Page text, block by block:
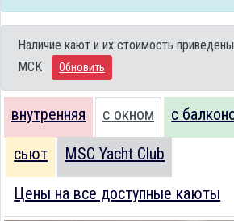
Наличие кают и их стоимость
MCK
Обновить
внутренняя с окном с
сьют MSC Yacht Club
Цены на все доступные каюты